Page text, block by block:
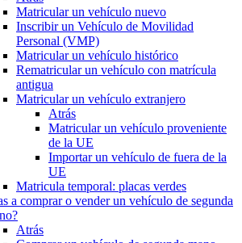
Matricular un vehículo nuevo
Inscribir un Vehículo de Movilidad
Personal (VMP)
Matricular un vehículo histórico
Rematricular un vehículo con matrícula
antigua
Matricular un vehículo extranjero
Atrás
Matricular un vehículo proveniente
de la UE
Importar un vehículo de fuera de la
UE
Matricula temporal: placas verdes
a comprar o vender un vehículo de segunda
Atrás